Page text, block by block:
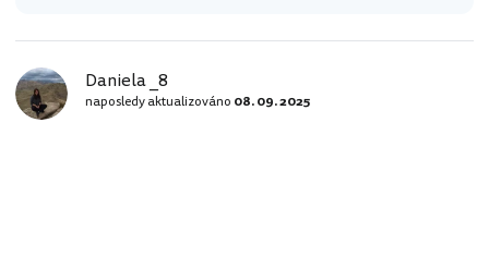
Daniela _8
naposledy aktualizováno 08. 09. 2025